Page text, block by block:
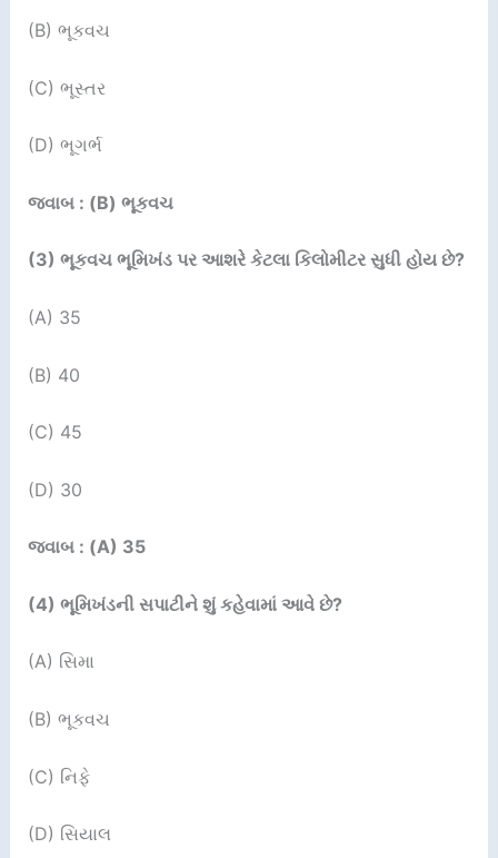
(B) ભૂકવચ
(C) ભૂસ્તર
(D) ભૂગર્ભ
જવાબ : (B) ભૂકવચ
(3) ભૂકવચ ભૂમિખંડ પર આશરે કેટલા કિલોમીટર સુધી હોય છે?
(A) 35
(B) 40
(C) 45
(D) 30
જવાબ : (A) 35
(4) ભૂમિખંડની સપાટીને શું કહેવામાં આવે છે?
(A) સિમા
(B) ભૂકવચ
(C) નિફે
(D) સિયાલ